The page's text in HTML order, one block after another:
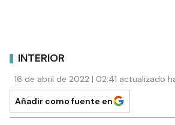
INTERIOR
16 de abril de 2022 | 02:41 actualizado
Añadir como fuente en